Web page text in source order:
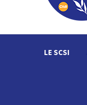
LE SCSI